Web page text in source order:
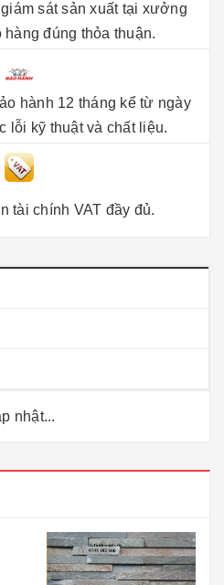
sát sản xuất tại xưởng
hàng đúng thỏa thuận.
hành 12 tháng kể từ ngày
lỗi kỹ thuật và chất liệu.
tài chính VAT đầy đủ.
nhật...